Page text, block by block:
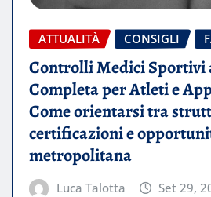
ATTUALITÀ CONSIGLI
Controlli Medici Sportivi
Completa per Atleti e
Come orientarsi tra
certificazioni e
metropolitana
Luca Talotta Set 29,